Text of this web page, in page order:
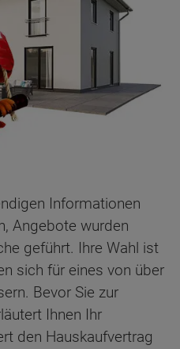
Informationen
Angebote wurden
geführt. Ihre Wahl ist
sich für eines von über
Bevor Sie zur
Ihnen Ihr
den Hauskaufvertrag